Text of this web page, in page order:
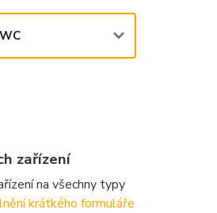
zařízení
na všechny typy
krátkého formuláře